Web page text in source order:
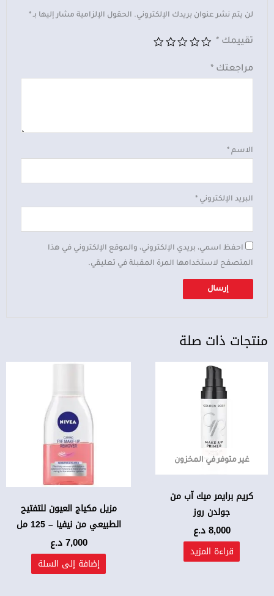
لن يتم نشر عنوان بريدك الإلكتروني. الحقول الإلزامية مشار إليها بـ*
تقييمك *
مراجعتك *
الاسم*
البريد الإلكتروني *
احفظ اسمي، بريدي الإلكتروني، والموقع الإلكتروني في هذا
المتصفح لاستخدامها المرة المقبلة في تعليقي.
منتجات ذات صلة
غير متوفر في المخزون
كريم برايمر ميك آب من
جولدن روز
8,000د.ع
قراءة المزيد
مزيل مكياج العيون للتفتيح
الطبيعي من نيفيا – 125 مل
7,000د.ع
إضافة إلى السلة